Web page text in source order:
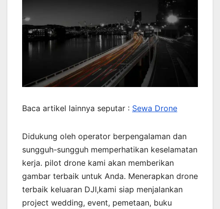
Baca artikel lainnya seputar : Sewa Drone
Didukung oleh operator berpengalaman dan
sungguh-sungguh memperhatikan keselamatan
kerja. pilot drone kami akan memberikan
gambar terbaik untuk Anda. Menerapkan drone
terbaik keluaran DJI,kami siap menjalankan
project wedding, event, pemetaan, buku